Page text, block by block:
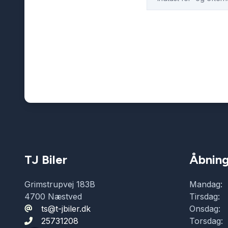
TJ Biler
Grimstrupvej 183B
4700 Næstved
ts@t-jbiler.dk
25731208
Mandag:
Tirsdag:
Onsdag:
Torsdag: